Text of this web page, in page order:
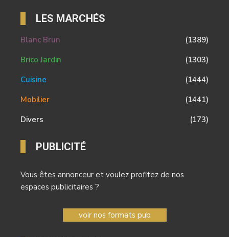
LES MARCHÉS
Blanc Brun
(1389)
Brico Jardin
(1303)
Cuisine
(1444)
Mobilier
(1441)
Divers
(173)
PUBLICITÉ
Vous êtes annonceur et voulez profitez de nos
espaces publicitaires ?
voir nos formats pub